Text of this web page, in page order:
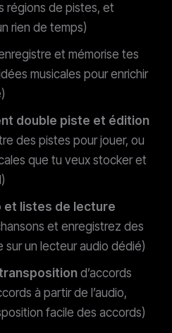
régions de pistes, et
rien de temps)
et mémorise tes
musicales pour enrichir
double piste et édition
des pistes pour jouer, ou
que tu veux stocker et
et listes de lecture
et enregistrez des
sur un lecteur audio dédié)
d’accords
à partir de l’audio,
facile des accords)